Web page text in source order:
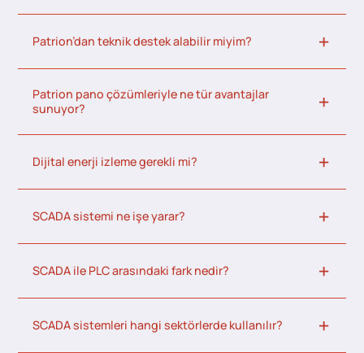
Patrion’dan teknik destek alabilir miyim?
Patrion pano çözümleriyle ne tür avantajlar
sunuyor?
Dijital enerji izleme gerekli mi?
SCADA sistemi ne işe yarar?
SCADA ile PLC arasındaki fark nedir?
SCADA sistemleri hangi sektörlerde kullanılır?